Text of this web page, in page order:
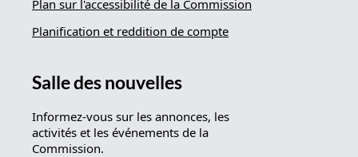
Plan sur l'accessibilité de la Commission
Planification et reddition de compte
Salle des nouvelles
Informez-vous sur les annonces, les
activités et les événements de la
Commission.